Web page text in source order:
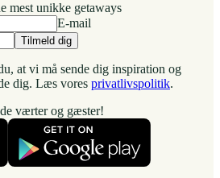
mest unikke getaways
E-mail
Tilmeld dig
at vi må sende dig inspiration og
dig. Læs vores privatlivspolitik.
værter og gæster!